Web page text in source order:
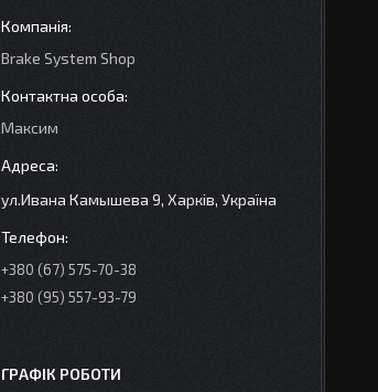
Brake System Shop
Максим
ул.Ивана Камышева 9, Харків, Україна
+380 (67) 575-70-38
+380 (95) 557-93-79
ГРАФІК РОБОТИ